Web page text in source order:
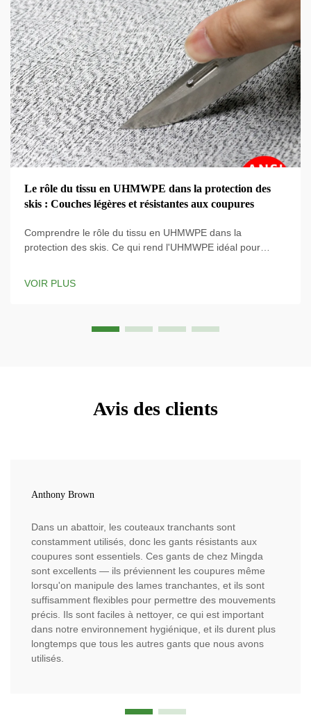
Le rôle du tissu en UHMWPE dans la protection des
skis : Couches légères et résistantes aux coupures
Comprendre le rôle du tissu en UHMWPE dans la
protection des skis. Ce qui rend l'UHMWPE idéal pour
VOIR PLUS
Avis des clients
Anthony Brown
Dans un abattoir, les couteaux tranchants sont
constamment utilisés, donc les gants résistants aux
coupures sont essentiels. Ces gants de chez Mingda
sont excellents — ils préviennent les coupures même
lorsqu'on manipule des lames tranchantes, et ils sont
suffisamment flexibles pour permettre des mouvements
précis. Ils sont faciles à nettoyer, ce qui est important
dans notre environnement hygiénique, et ils durent plus
longtemps que tous les autres gants que nous avons
utilisés.